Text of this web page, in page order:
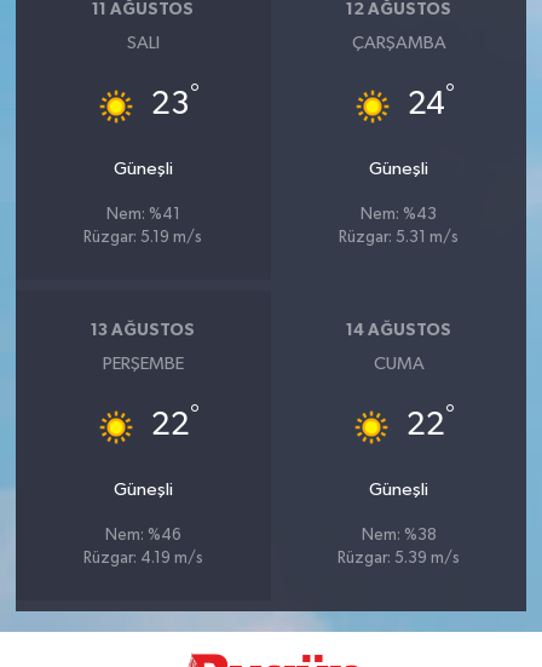
11 AĞUSTOS
SALI
23°
Güneşli
Nem: %41
Rüzgar: 5.19 m/s
12 AĞUSTOS
ÇARŞAMBA
24°
Güneşli
Nem: %43
Rüzgar: 5.31 m/s
13 AĞUSTOS
PERŞEMBE
22°
Güneşli
Nem: %46
Rüzgar: 4.19 m/s
14 AĞUSTOS
CUMA
22°
Güneşli
Nem: %38
Rüzgar: 5.39 m/s